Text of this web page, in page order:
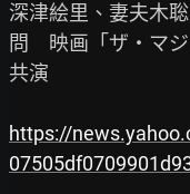
深津絵里、妻夫木
問　映画「ザ・マ
共演
https://